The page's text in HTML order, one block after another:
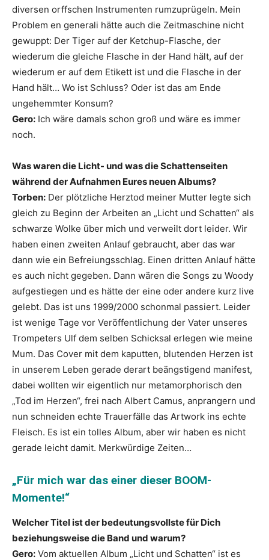
diversen orffschen Instrumenten rumzuprügeln. Mein
Problem en generali hätte auch die Zeitmaschine nicht
gewuppt: Der Tiger auf der Ketchup-Flasche, der
wiederum die gleiche Flasche in der Hand hält, auf der
wiederum er auf dem Etikett ist und die Flasche in der
Hand hält… Wo ist Schluss? Oder ist das am Ende
ungehemmter Konsum?
Gero: Ich wäre damals schon groß und wäre es immer
noch.
Was waren die Licht- und was die Schattenseiten
während der Aufnahmen Eures neuen Albums?
Torben: Der plötzliche Herztod meiner Mutter legte sich
gleich zu Beginn der Arbeiten an „Licht und Schatten“ als
schwarze Wolke über mich und verweilt dort leider. Wir
haben einen zweiten Anlauf gebraucht, aber das war
dann wie ein Befreiungsschlag. Einen dritten Anlauf hätte
es auch nicht gegeben. Dann wären die Songs zu Woody
aufgestiegen und es hätte der eine oder andere kurz live
gelebt. Das ist uns 1999/2000 schonmal passiert. Leider
ist wenige Tage vor Veröffentlichung der Vater unseres
Trompeters Ulf dem selben Schicksal erlegen wie meine
Mum. Das Cover mit dem kaputten, blutenden Herzen ist
in unserem Leben gerade derart beängstigend manifest,
dabei wollten wir eigentlich nur metamorphorisch den
„Tod im Herzen“, frei nach Albert Camus, anprangern und
nun schneiden echte Trauerfälle das Artwork ins echte
Fleisch. Es ist ein tolles Album, aber wir haben es nicht
gerade leicht damit. Merkwürdige Zeiten…
„Für mich war das einer dieser BOOM-
Momente!“
Welcher Titel ist der bedeutungsvollste für Dich
beziehungsweise die Band und warum?
Gero: Vom aktuellen Album „Licht und Schatten“ ist es